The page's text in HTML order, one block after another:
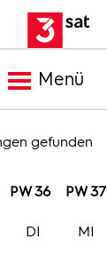
Menü
Meldungen
Programm
gefunden
PW 36 PW 37
DI MI